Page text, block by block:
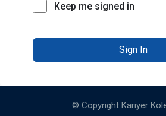
Keep me signed in
Sign In
© Copyright Kariyer